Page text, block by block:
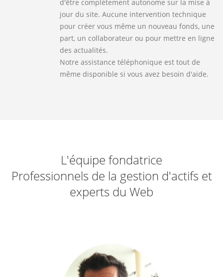
d'être complètement autonome sur la mise à
jour du site. Aucune intervention technique
pour créer vous même un nouveau fonds, une
part, un collaborateur ou pour mettre en ligne
des actualités.
Notre assistance téléphonique est tout de
même disponible si vous avez besoin d'aide.
L'équipe fondatrice
Professionnels de la gestion d'actifs et
experts du Web